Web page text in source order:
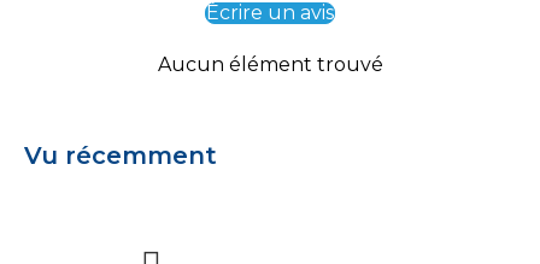
Écrire un avis
Aucun élément trouvé
Vu récemment